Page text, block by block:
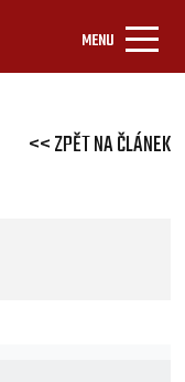
MENU
<< ZPĚT NA ČLÁNEK